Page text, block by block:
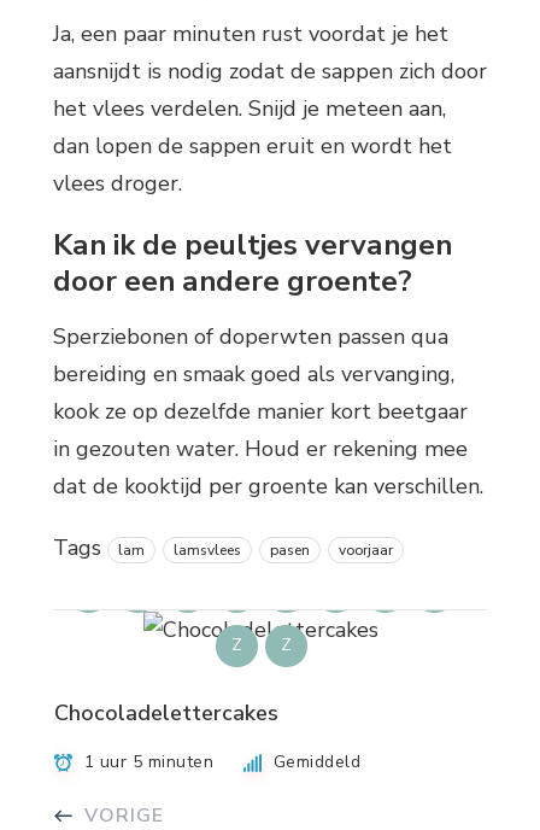
Ja, een paar minuten rust voordat je het
aansnijdt is nodig zodat de sappen zich door
het vlees verdelen. Snijd je meteen aan,
dan lopen de sappen eruit en wordt het
vlees droger.
Kan ik de peultjes vervangen
door een andere groente?
Sperziebonen of doperwten passen qua
bereiding en smaak goed als vervanging,
kook ze op dezelfde manier kort beetgaar
in gezouten water. Houd er rekening mee
dat de kooktijd per groente kan verschillen.
Tags lam lamsvlees pasen voorjaar
Z Z
Chocoladelettercakes
1 uur 5 minuten Gemiddeld
VORIGE